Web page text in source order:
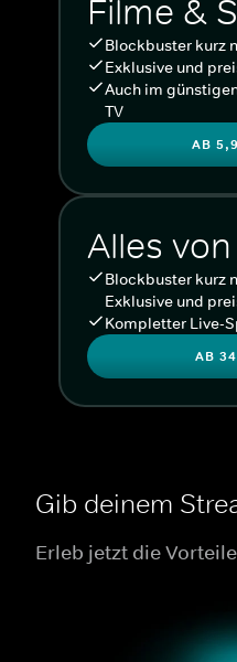
Filme &
Blockbuster kurz
Exklusive und
Auch im
TV
AB
Alles
Blockbuster kurz
Exklusive und
Kompletter Live-
AB
Gib deinem
Erleb jetzt die